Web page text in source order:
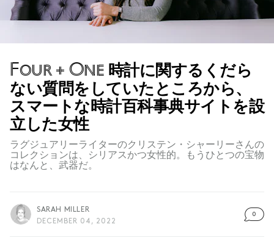
Four + One 時計に関するくだら
ない質問をしていたところから、
スマートな時計百科事典サイトを設
立した女性
ラグジュアリーライターのクリステン・シャーリーさんの
コレクションは、シリアスかつ女性的。もうひとつの宝物
はなんと、武器だ。
SARAH MILLER
DECEMBER 04, 2022
0